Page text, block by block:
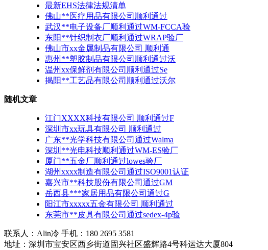
最新EHS法律法规清单
佛山**医疗用品有限公司顺利通过
武汉**电子设备厂顺利通过WM-FCCA验
东阳**针织制衣厂顺利通过WRAP验厂
佛山市xx金属制品有限公司 顺利通
惠州**塑胶制品有限公司顺利通过沃
温州xx保鲜剂有限公司顺利通过Se
揭阳**工艺品有限公司顺利通过沃尔
随机文章
江门XXXX科技有限公司 顺利通过F
深圳市xx玩具有限公司 顺利通过
广东**光学科技有限公司通过Walma
深圳**光电科技顺利通过WM-ES验厂
厦门**五金厂顺利通过lowes验厂
湖州xxxx制造有限公司通过ISO9001认证
嘉兴市**科技股份有限公司通过GM
岳西县***家居用品有限公司通过G
阳江市xxxxx五金有限公司 顺利通过
东莞市**皮具有限公司通过sedex-4p验
联系人：Alin冷 手机：180 2695 3581
地址：深圳市宝安区西乡街道固兴社区盛辉路4号科运达大厦804